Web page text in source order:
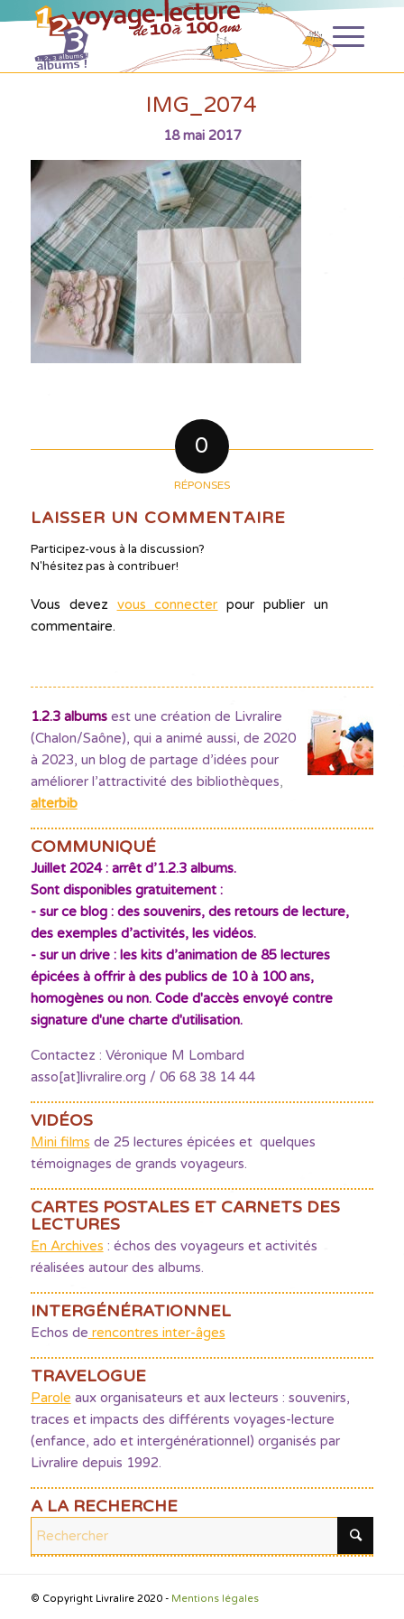
IMG_2074
18 mai 2017
0
RÉPONSES
LAISSER UN COMMENTAIRE
Participez-vous à la discussion?
N'hésitez pas à contribuer!
Vous devez vous connecter pour publier un
commentaire.
1.2.3 albumsest une création de Livralire
(Chalon/Saône), qui a animé aussi, de 2020
à 2023, un blog de partage d’idées pour
améliorer l’attractivité des bibliothèques,
alterbib
COMMUNIQUÉ
Juillet 2024 : arrêt d’1.2.3 albums.
Sont disponibles gratuitement :
- sur ce blog : des souvenirs, des retours de lecture,
des exemples d’activités, les vidéos.
- sur un drive : les kits d’animation de 85 lectures
épicées à offrir à des publics de 10 à 100 ans,
homogènes ou non. Code d'accès envoyé contre
signature d'une charte d'utilisation.
Contactez : Véronique M Lombard
asso[at]livralire.org / 06 68 38 14 44
VIDÉOS
Mini films de 25 lectures épicées et quelques
témoignages de grands voyageurs.
CARTES POSTALES ET CARNETS DES
LECTURES
En Archives : échos des voyageurs et activités
réalisées autour des albums.
INTERGÉNÉRATIONNEL
Echos de rencontres inter-âges
TRAVELOGUE
Parole aux organisateurs et aux lecteurs : souvenirs,
traces et impacts des différents voyages-lecture
(enfance, ado et intergénérationnel) organisés par
Livralire depuis 1992.
A LA RECHERCHE
© Copyright Livralire 2020 - Mentions légales